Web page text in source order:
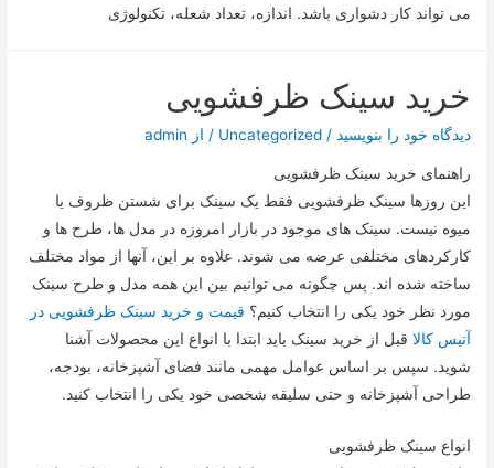
می تواند کار دشواری باشد. اندازه، تعداد شعله، تکنولوژی
خرید سینک ظرفشویی
دیدگاه‌ خود را بنویسید /
Uncategorized / از admin
راهنمای خرید سینک ظرفشویی
این روزها سینک ظرفشویی فقط یک سینک برای شستن ظروف یا
میوه نیست. سینک های موجود در بازار امروزه در مدل ها، طرح ها و
کارکردهای مختلفی عرضه می شوند. علاوه بر این، آنها از مواد مختلف
ساخته شده اند. پس چگونه می توانیم بین این همه مدل و طرح سینک
مورد نظر خود یکی را انتخاب کنیم؟ قیمت و خرید سینک ظرفشویی در
آتیس کالا قبل از خرید سینک باید ابتدا با انواع این محصولات آشنا
شوید. سپس بر اساس عوامل مهمی مانند فضای آشپزخانه، بودجه،
طراحی آشپزخانه و حتی سلیقه شخصی خود یکی را انتخاب کنید.
انواع سینک ظرفشویی